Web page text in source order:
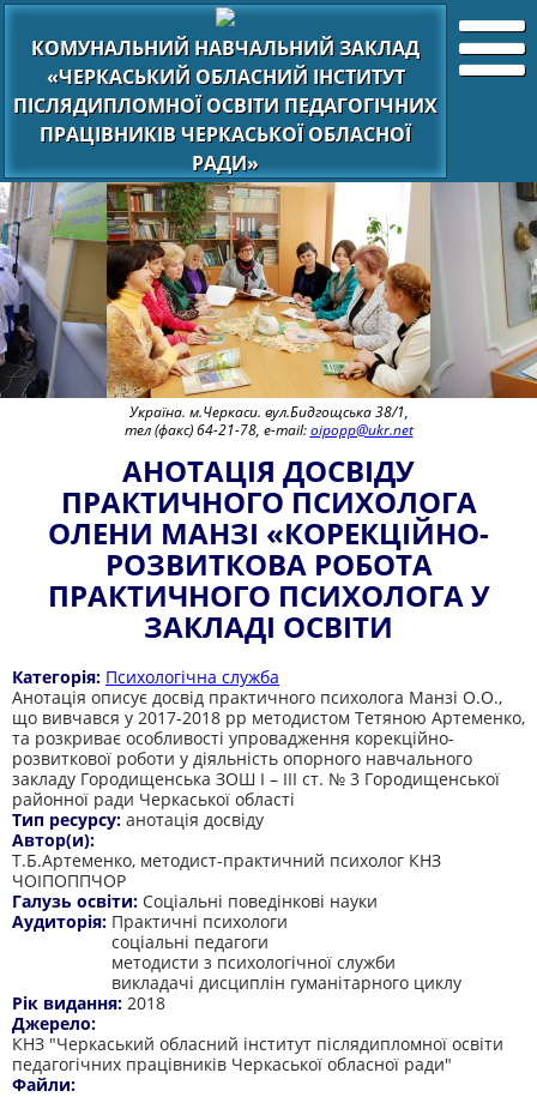
КОМУНАЛЬНИЙ НАВЧАЛЬНИЙ ЗАКЛАД
«ЧЕРКАСЬКИЙ ОБЛАСНИЙ ІНСТИТУТ
ПІСЛЯДИПЛОМНОЇ ОСВІТИ ПЕДАГОГІЧНИХ
ПРАЦІВНИКІВ ЧЕРКАСЬКОЇ ОБЛАСНОЇ
РАДИ»
Україна. м.Черкаси. вул.Бидгощська 38/1,
тел (факс) 64-21-78, e-mail:oipopp@ukr.net
АНОТАЦІЯ ДОСВІДУ
ПРАКТИЧНОГО ПСИХОЛОГА
ОЛЕНИ МАНЗІ «КОРЕКЦІЙНО-
РОЗВИТКОВА РОБОТА
ПРАКТИЧНОГО ПСИХОЛОГА У
ЗАКЛАДІ ОСВІТИ
Категорія: Психологічна служба
Анотація описує досвід практичного психолога Манзі О.О.,
що вивчався у 2017-2018 рр методистом Тетяною Артеменко,
та розкриває особливості упровадження корекційно-
розвиткової роботи у діяльність опорного навчального
закладу Городищенська ЗОШ I – III ст. № 3 Городищенської
районної ради Черкаської області
Тип ресурсу: анотація досвіду
Автор(и):
Т.Б.Артеменко, методист-практичний психолог КНЗ
ЧОІПОППЧОР
Галузь освіти: Соціальні поведінкові науки
Аудиторія: Практичні психологи
соціальні педагоги
методисти з психологічної служби
викладачі дисциплін гуманітарного циклу
Рік видання: 2018
Джерело:
КНЗ "Черкаський обласний інститут післядипломної освіти
педагогічних працівників Черкаської обласної ради"
Файли: